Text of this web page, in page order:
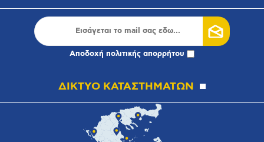
Αποδοχή πολιτικής απορρήτου
ΔΙΚΤΥΟ ΚΑΤΑΣΤΗΜΑΤΩΝ